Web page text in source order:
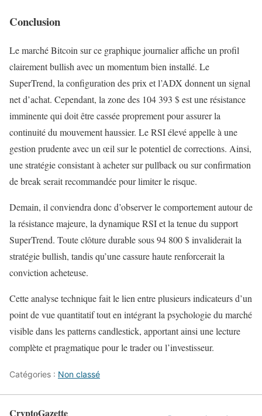
Conclusion
Le marché Bitcoin sur ce graphique journalier affiche un profil
clairement bullish avec un momentum bien installé. Le
SuperTrend, la configuration des prix et l’ADX donnent un signal
net d’achat. Cependant, la zone des 104 393 $ est une résistance
imminente qui doit être cassée proprement pour assurer la
continuité du mouvement haussier. Le RSI élevé appelle à une
gestion prudente avec un œil sur le potentiel de corrections. Ainsi,
une stratégie consistant à acheter sur pullback ou sur confirmation
de break serait recommandée pour limiter le risque.
Demain, il conviendra donc d’observer le comportement autour de
la résistance majeure, la dynamique RSI et la tenue du support
SuperTrend. Toute clôture durable sous 94 800 $ invaliderait la
stratégie bullish, tandis qu’une cassure haute renforcerait la
conviction acheteuse.
Cette analyse technique fait le lien entre plusieurs indicateurs d’un
point de vue quantitatif tout en intégrant la psychologie du marché
visible dans les patterns candlestick, apportant ainsi une lecture
complète et pragmatique pour le trader ou l’investisseur.
Catégories : Non classé
CryptoGazette